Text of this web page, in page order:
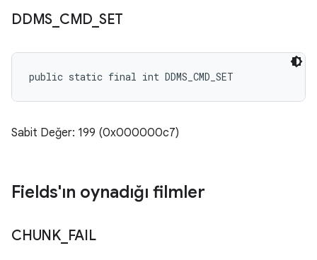
DDMS CMD SET
public static final int DDMS_CMD_SET
Sabit Değer: 199 (0x000000c7)
Fields'ın oynadığı filmler
CHUNK_ FAIL